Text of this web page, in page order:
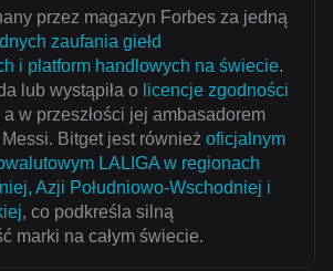
przez magazyn Forbes za jedną
zaufania giełd
i platform handlowych na świecie.
lub wystąpiła o licencje zgodności
w przeszłości jej ambasadorem
Bitget jest również oficjalnym
LALIGA w regionach
Azji Południowo-Wschodniej i
, co podkreśla silną
marki na całym świecie.